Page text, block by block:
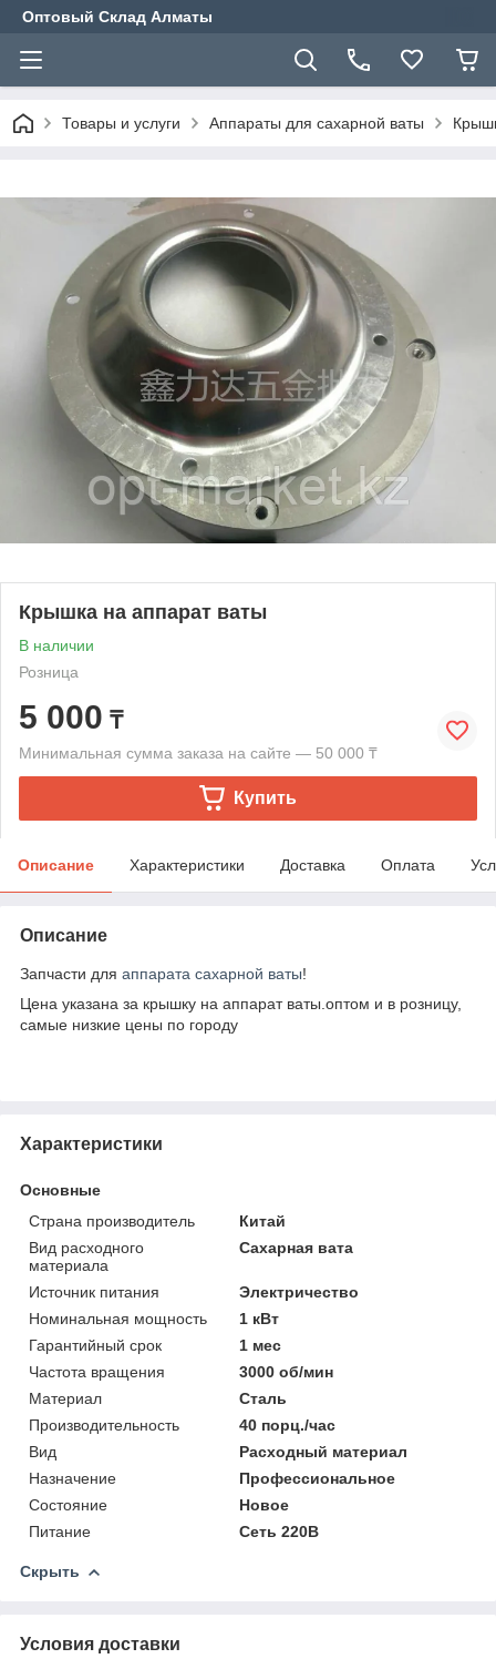
Оптовый Склад Алматы
Товары и услуги Аппараты для сахарной ваты
Крышка на аппарат ваты
В наличии
Розница
5 000 ₸
Минимальная сумма заказа на сайте — 50 000 ₸
Купить
Описание Характеристики Доставка Оплата
Описание
Запчасти для аппарата сахарной ваты!
Цена указана за крышку на аппарат ваты.оптом и в розницу,
самые низкие цены по городу
Характеристики
Основные
Страна производитель
Китай
Вид расходного
материала
Сахарная вата
Источник питания
Электричество
Номинальная мощность
1 кВт
Гарантийный срок
1 мес
Частота вращения
3000 об/мин
Материал
Сталь
Производительность
40 порц./час
Вид
Расходный материал
Назначение
Профессиональное
Состояние
Новое
Питание
Сеть 220В
Скрыть
Условия доставки